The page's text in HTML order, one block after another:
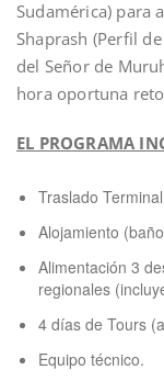
Sudamérica) para
Shaprash (Perfil
del Señor de
hora oportuna
EL PROGRAMA
Traslado
Alojamiento
Alimentación 3
regionales
4 días de Tours
Equipo técnico.